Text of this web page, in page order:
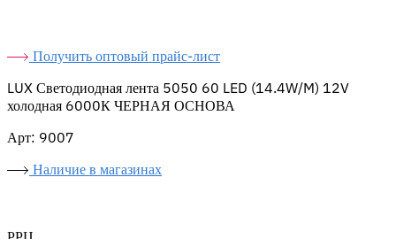
Получить оптовый прайс-лист
LUX Светодиодная лента 5050 60 LED (14.4W/M) 12V
холодная 6000К ЧЕРНАЯ ОСНОВА
Арт: 9007
Наличие в магазинах